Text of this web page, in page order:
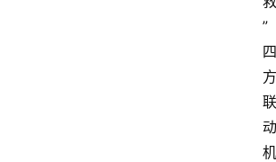
”
四
方
联
动
机